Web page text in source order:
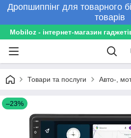
Дропшиппінг для товарного
товарів
Mobiloz - інтернет-магазин
Товари та послуги Авто-,
–23%